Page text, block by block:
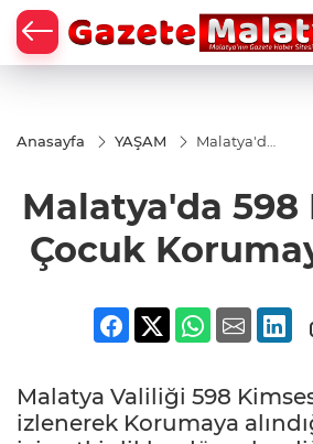
Anasayfa YAŞAM
Malatya'da
Çocuk
Korumaya
Malatya'da 598
Çocuk
Malatya Valiliği 598
izlenerek Korumaya